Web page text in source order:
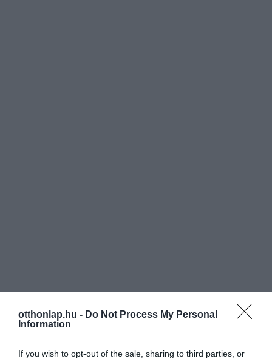
otthonlap.hu - Do Not Process My Personal
Information
If you wish to opt-out of the sale, sharing to third parties, or